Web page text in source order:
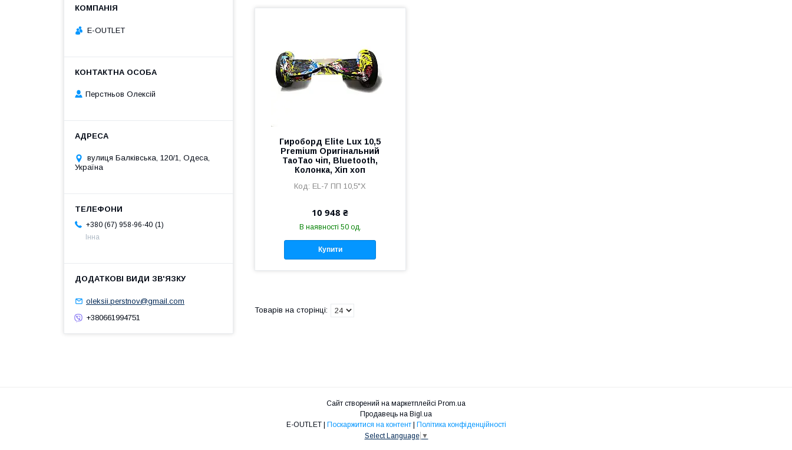
Гироборд Elite Lux 10,5
Premium Оригінальний
TaoTao чіп, Bluetooth,
Колонка, Хіп хоп
EL-7 ПП 10,5"Х
10 948 ₴
В наявності 50 од.
Купити
E-OUTLET
Перстньов Олексій
вулиця Балківська, 120/1, Одеса,
Україна
+380 (67) 958-96-40 1
Інна
oleksii.perstnov@gmail.com
+380661994751
Сайт створений на маркетплейсі Prom.ua
Продавець на Bigl.ua
Поскаржитися на контент
Політика конфіденційності
Select Language ▼